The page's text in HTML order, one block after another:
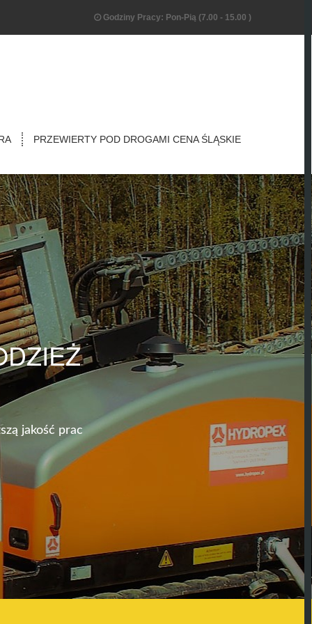
Godziny Pracy: Pon-Pią (7.00 - 15.00 )
PRZEWIERTY POD DROGAMI CENA ŚLĄSKIE
jakość prac